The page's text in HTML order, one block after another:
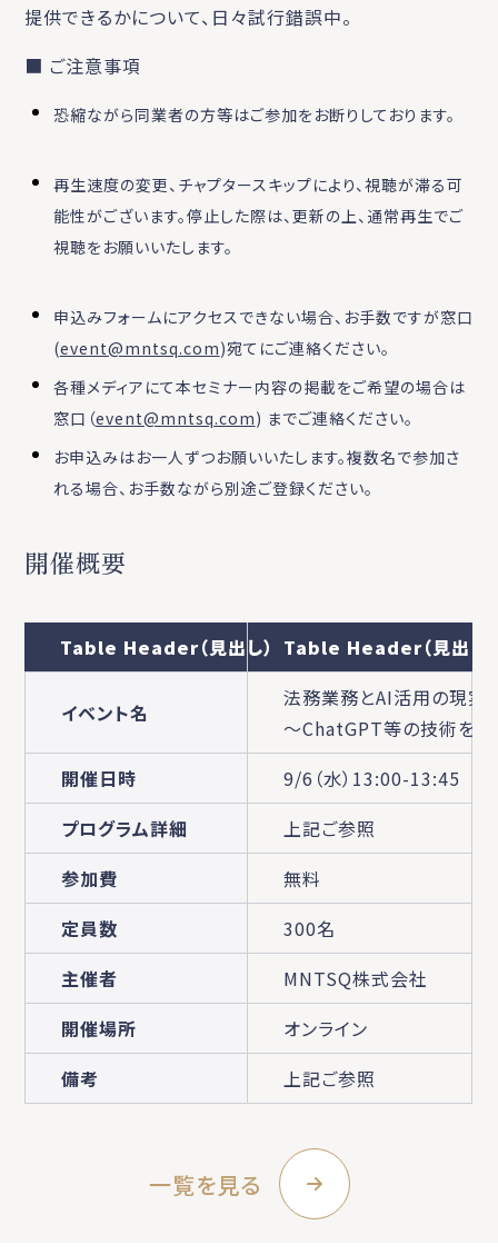
提供できるかについて、日々試行錯誤中。
■ ご注意事項
恐縮ながら同業者の方等はご参加をお断りしております。
再生速度の変更、チャプタースキップにより、視聴が滞る可
能性がございます。停止した際は、更新の上、通常再生でご
視聴をお願いいたします。
申込みフォームにアクセスできない場合、お手数ですが窓口
(event@mntsq.com)宛てにご連絡ください。
各種メディアにて本セミナー内容の掲載をご希望の場合は
窓口（event@mntsq.com) までご連絡ください。
お申込みはお一人ずつお願いいたします。複数名で参加さ
れる場合、お手数ながら別途ご登録ください。
開催概要
Table Header（見出し） Table Header（見出し）
イベント名
法務業務とAI活用の現実
～ChatGPT等の技術を実
開催日時
9/6（水）13:00-13:45
プログラム詳細
上記ご参照
参加費
無料
定員数
300名
主催者
MNTSQ株式会社
開催場所
オンライン
備考
上記ご参照
一覧を見る